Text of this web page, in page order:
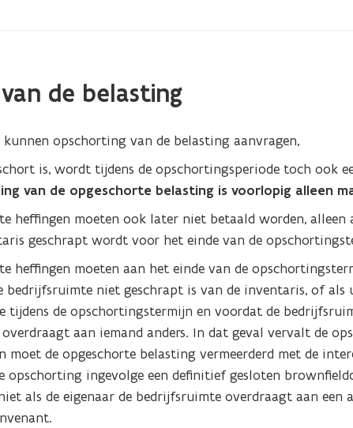
de belasting
opschorting van de belasting aanvragen,
is, wordt tijdens de opschortingsperiode toch ook
van de opgeschorte belasting is voorlopig alleen
heffingen moeten ook later niet betaald worden, alleen
geschrapt wordt voor het einde van de
heffingen moeten aan het einde van de
bedrijfsruimte niet geschrapt is van de inventaris, of als
tijdens de opschortingstermijn en voordat de
aan iemand anders. In dat geval vervalt de
moet de opgeschorte belasting vermeerderd met de
opschorting ingevolge een definitief gesloten
als de eigenaar de bedrijfsruimte overdraagt aan een